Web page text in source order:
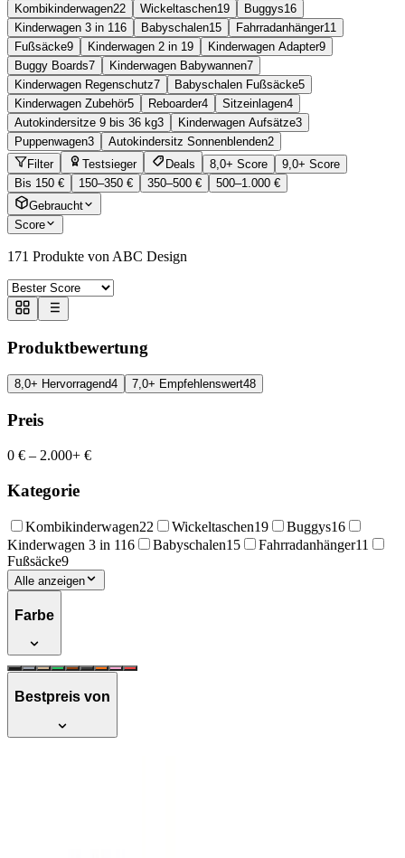
Kombikinderwagen22 Wickeltaschen19 Buggys16
Kinderwagen 3 in 1 16 Babyschalen15 Fahrradanhänger11
Fußsäcke9 Kinderwagen 2 in 1 9 Kinderwagen Adapter9
Buggy Boards7 Kinderwagen Babywannen7
Kinderwagen Regenschutz7 Babyschalen Fußsäcke5
Kinderwagen Zubehör5 Reboarder4 Sitzeinlagen4
Autokindersitze 9 bis 36 kg3 Kinderwagen Aufsätze3
Puppenwagen3 Autokindersitz Sonnenblenden2
Filter
Testsieger Deals 8,0+ Score
9,0+ Score
Bis 150 €
150–350 € 350–500 €
500–1.000 €
Gebraucht
Score
171 Produkte von ABC Design
Produktbewertung
8,0+ Hervorragend4 7,0+ Empfehlenswert48
Preis
0 € – 2.000+ €
Kategorie
Kombikinderwagen22 Wickeltaschen19 Buggys16
Kinderwagen 3 in 116 Babyschalen15 Fahrradanhänger11
Fußsäcke9
Alle anzeigen
Farbe
Bestpreis von